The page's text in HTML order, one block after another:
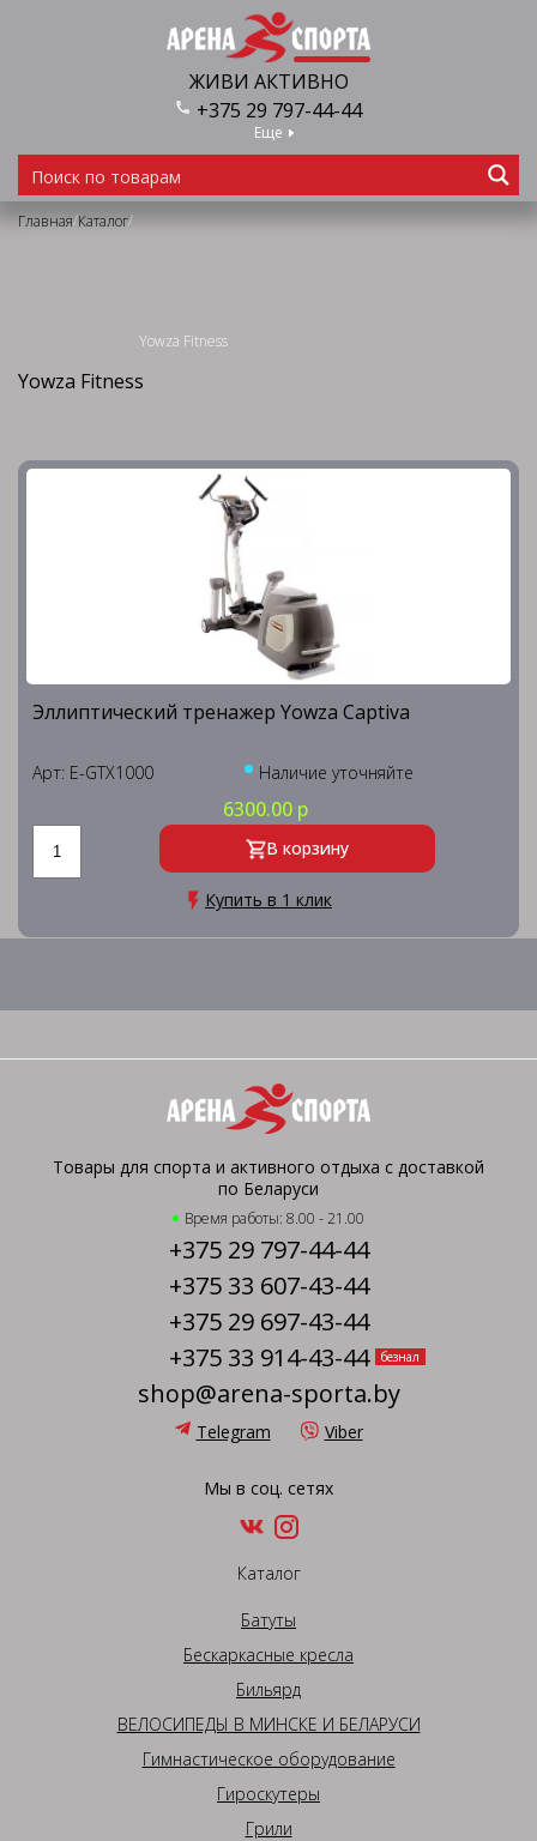
ЖИВИ АКТИВНО
+375 29 797-44-44
Еще
Главная/Каталог/
Yowza Fitness
Yowza Fitness
Эллиптический тренажер Yowza Captiva
Арт: E-GTX1000 Наличие уточняйте
6300.00 р
В корзину
Купить в 1 клик
Товары для спорта и активного отдыха с доставкой
по Беларуси
Время работы: 8.00 - 21.00
+375 29 797-44-44
+375 33 607-43-44
+375 29 697-43-44
+375 33 914-43-44
безнал
shop@arena-sporta.by
Telegram Viber
Мы в соц. сетях
Каталог
Батуты
Бескаркасные кресла
Бильярд
ВЕЛОСИПЕДЫ В МИНСКЕ И БЕЛАРУСИ
Гимнастическое оборудование
Гироскутеры
Грили